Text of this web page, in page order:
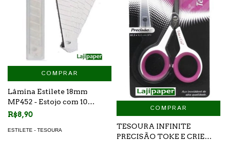
COMPRAR
Lâmina Estilete 18mm
MP452 - Estojo com 10
unidades
R$8,90
ESTILETE - TESOURA
COMPRAR
TESOURA INFINITE
PRECISÃO TOKE E CRIE